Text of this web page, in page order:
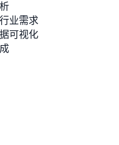
业需求
可视化